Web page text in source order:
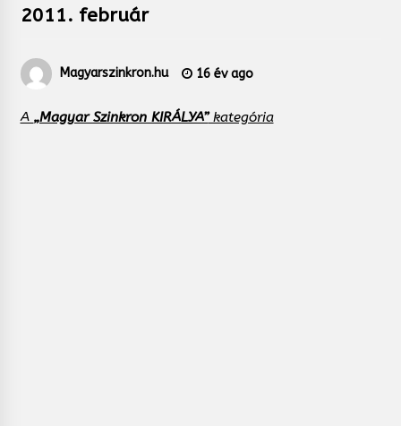
2011. február
Magyarszinkron.hu 16 év ago
A „Magyar Szinkron KIRÁLYA”kategória